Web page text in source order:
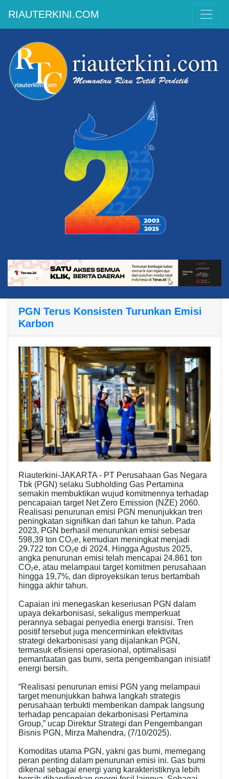
RIAUTERKINI.COM
PGN Terus Konsisten Turunkan Emisi
Karbon
Riauterkini-JAKARTA - PT Perusahaan Gas Negara
Tbk (PGN) selaku Subholding Gas Pertamina
semakin membuktikan wujud komitmennya terhadap
pencapaian target Net Zero Emission (NZE) 2060.
Realisasi penurunan emisi PGN menunjukkan tren
peningkatan signifikan dari tahun ke tahun. Pada
2023, PGN berhasil menurunkan emisi sebesar
598,39 ton CO₂e, kemudian meningkat menjadi
29.722 ton CO₂e di 2024. Hingga Agustus 2025,
angka penurunan emisi telah mencapai 24.861 ton
CO₂e, atau melampaui target komitmen perusahaan
hingga 19,7%, dan diproyeksikan terus bertambah
hingga akhir tahun.
Capaian ini menegaskan keseriusan PGN dalam
upaya dekarbonisasi, sekaligus memperkuat
perannya sebagai penyedia energi transisi. Tren
positif tersebut juga mencerminkan efektivitas
strategi dekarbonisasi yang dijalankan PGN,
termasuk efisiensi operasional, optimalisasi
pemanfaatan gas bumi, serta pengembangan inisiatif
energi bersih.
“Realisasi penurunan emisi PGN yang melampaui
target menunjukkan bahwa langkah strategis
perusahaan terbukti memberikan dampak langsung
terhadap pencapaian dekarbonisasi Pertamina
Group,” ucap Direktur Strategi dan Pengembangan
Bisnis PGN, Mirza Mahendra, (7/10/2025).
Komoditas utama PGN, yakni gas bumi, memegang
peran penting dalam penurunan emisi ini. Gas bumi
dikenal sebagai energi yang karakteristiknya lebih